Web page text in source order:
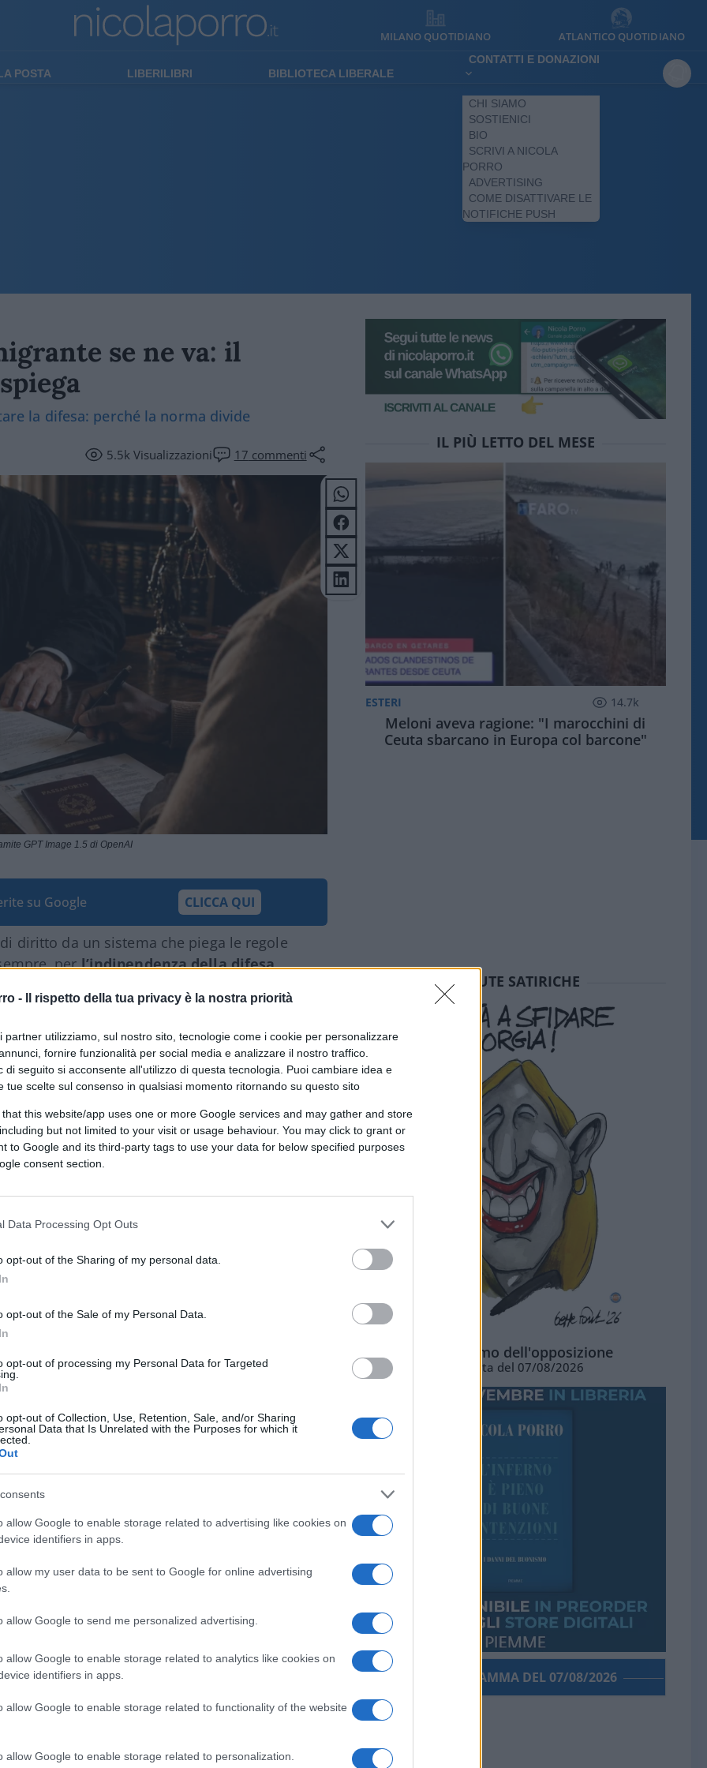
- Il rispetto della tua privacy è la nostra priorità
partner utilizziamo, sul nostro sito, tecnologie come i cookie per personalizzare
fornire funzionalità per social media e analizzare il nostro traffico.
di seguito si acconsente all'utilizzo di questa tecnologia. Puoi cambiare idea e
tue scelte sul consenso in qualsiasi momento ritornando su questo sito
that this website/app uses one or more Google services and may gather and store
but not limited to your visit or usage behaviour. You may click to grant or
to Google and its third-party tags to use your data for below specified purposes
consent section.
Data Processing Opt Outs
opt-out of the Sharing of my personal data.
opt-out of the Sale of my Personal Data.
opt-out of processing my Personal Data for Targeted
opt-out of Collection, Use, Retention, Sale, and/or Sharing
Data that Is Unrelated with the Purposes for which it
allow Google to enable storage related to advertising like cookies on
identifiers in apps.
allow my user data to be sent to Google for online advertising
allow Google to send me personalized advertising.
allow Google to enable storage related to analytics like cookies on
identifiers in apps.
allow Google to enable storage related to functionality of the website
allow Google to enable storage related to personalization.
MILANO QUOTIDIANO ATLANTICO QUOTIDIANO
POSTA LIBERILIBRI BIBLIOTECA LIBERALE
CONTATTI E DONAZIONI
CHI SIAMO
SOSTIENICI
BIO
SCRIVI A NICOLA
PORRO
ADVERTISING
COME DISATTIVARE LE
NOTIFICHE PUSH
se ne va: il
la difesa: perché la norma divide
5.5kVisualizzazioni 17 commenti
GPT Image 1.5 di OpenAI
su Google CLICCA QUI
diritto da un sistema che piega le regole
perl’indipendenza della difesa.
nel decreto sicurezza, che prevede
il migrante assistito accetti il rimpatrio.
quasi amministrativa:
sistema, rendere più efficienti le
fondo per coglierne la portata reale. Qui
si sta introducendo un
difensiva.Si paga l’avvocato non per
nostro ordinamento, non è un
di politiche pubbliche. È il
soprattutto — quando questi diritti sono
praticasignifica, invece, introdurre un
fiduciaria: più il migrante rinuncia a
comportamenti scorretti per capire il
Anche solo suggerire una strada
economico in gioco,altera
in qualcosa di potenzialmente orientato.
non è più pienamente libera.
vuole a governare questo Paese
Per un liberale non è accettabile
di squilibrio: mentre si premia il
comunque meno sostenute — le
IL PIÙ LETTO DEL MESE
ESTERI 14.7k
Meloni aveva ragione: "I marocchini di
Ceuta sbarcano in Europa col barcone"
SEDUTE SATIRICHE
L'ottimismo dell'opposizione
Vignetta del 07/08/2026
PORROGRAMMA DEL 07/08/2026